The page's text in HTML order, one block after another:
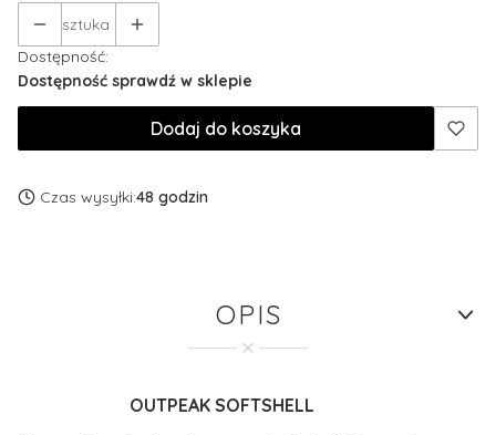
sztuka
Dostępność:
Dostępność sprawdź w sklepie
Dodaj do koszyka
Czas wysyłki:48 godzin
OPIS
OUTPEAK SOFTSHELL